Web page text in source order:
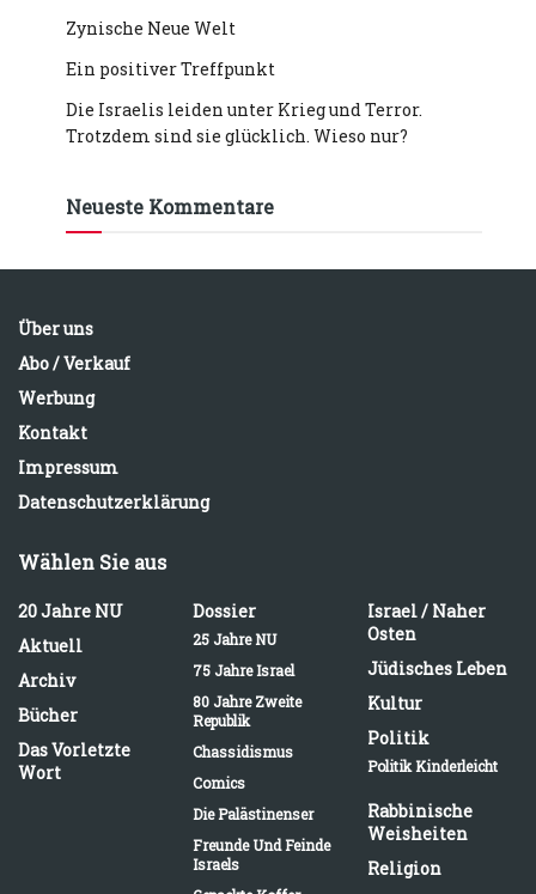
Zynische Neue Welt
Ein positiver Treffpunkt
Die Israelis leiden unter Krieg und Terror.
Trotzdem sind sie glücklich. Wieso nur?
Neueste Kommentare
Über uns
Abo / Verkauf
Werbung
Kontakt
Impressum
Datenschutzerklärung
Wählen Sie aus
20 Jahre NU
Aktuell
Archiv
Bücher
Das Vorletzte
Wort
Dossier
25 Jahre NU
75 Jahre Israel
80 Jahre Zweite
Republik
Chassidismus
Comics
Die Palästinenser
Freunde Und Feinde
Israels
Israel / Naher
Osten
Jüdisches Leben
Kultur
Politik
Politik Kinderleicht
Rabbinische
Weisheiten
Religion